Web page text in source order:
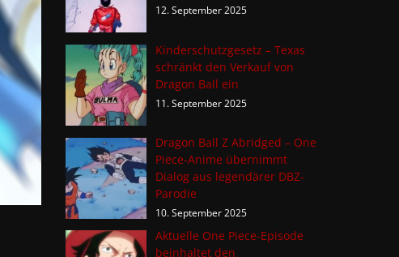
12. September 2025
Kinderschutzgesetz – Texas
schränkt den Verkauf von
Dragon Ball ein
11. September 2025
Dragon Ball Z Abridged – One
Piece-Anime übernimmt
Dialog aus legendärer DBZ-
Parodie
10. September 2025
Aktuelle One Piece-Episode
beinhaltet den